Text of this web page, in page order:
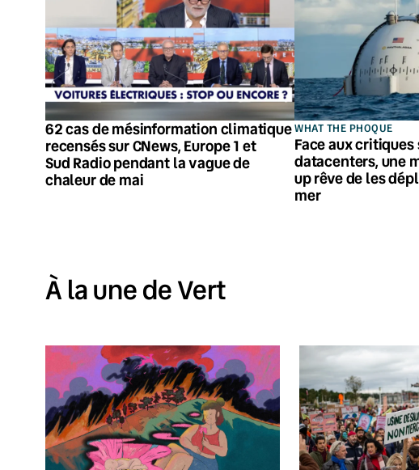
62 cas de mésinformation climatique
recensés sur CNews, Europe 1 et
Sud Radio pendant la vague de
chaleur de mai
WHAT THE PHOQUE
Face aux
datacenters, une
up rêve de les
mer
À la une de Vert